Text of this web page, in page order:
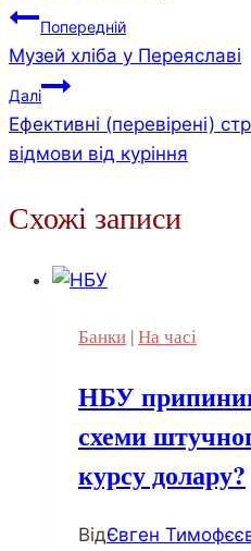
Навігація
записів
Попередній
Музей хліба у Переяславі
Далі
Ефективні (перевірені)
відмови від куріння
Схожі записи
Банки |На часі
НБУ
схеми
курсу долару?
ВідЄвген